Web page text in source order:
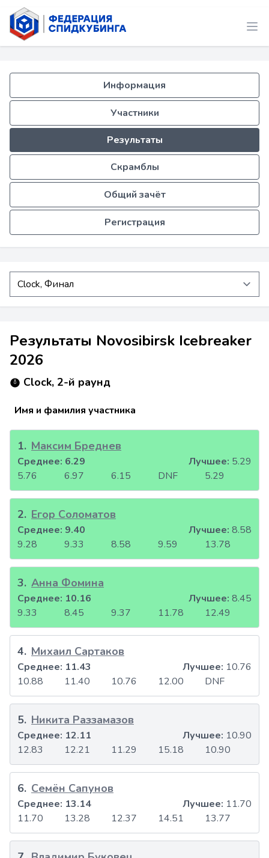
Информация
Участники
Результаты
Скрамблы
Общий зачёт
Регистрация
Результаты Novosibirsk Icebreaker
2026
Clock, 2-й раунд
Имя и фамилия участника
1. Максим Бреднев
5.76 6.97 6.15 DNF 5.29
Среднее: 6.29 Лучшее: 5.29
2. Егор Соломатов
9.28 9.33 8.58 9.59 13.78
Среднее: 9.40 Лучшее: 8.58
3. Анна Фомина
9.33 8.45 9.37 11.78 12.49
Среднее: 10.16 Лучшее: 8.45
4. Михаил Сартаков
10.88 11.40 10.76 12.00 DNF
Среднее: 11.43 Лучшее: 10.76
5. Никита Раззамазов
12.83 12.21 11.29 15.18 10.90
Среднее: 12.11 Лучшее: 10.90
6. Семён Сапунов
11.70 13.28 12.37 14.51 13.77
Среднее: 13.14 Лучшее: 11.70